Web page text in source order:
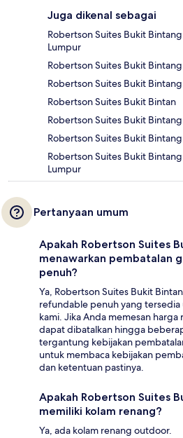
Juga dikenal sebagai
Robertson Suites Bukit
Lumpur
Robertson Suites Bukit
Robertson Suites Bukit Bintang
Robertson Suites Bukit Bintan
Robertson Suites Bukit
Robertson Suites Bukit Bintang
Robertson Suites Bukit
Lumpur
Pertanyaan umum
Apakah Robertson Suites
menawarkan pembatalan
penuh?
Ya, Robertson Suites Bukit
refundable penuh yang
kami. Jika Anda memesan
dapat dibatalkan hingga
tergantung kebijakan
untuk membaca kebijakan
dan ketentuan pastinya.
Apakah Robertson Suites
memiliki kolam renang?
Ya, ada kolam renang outdoor.